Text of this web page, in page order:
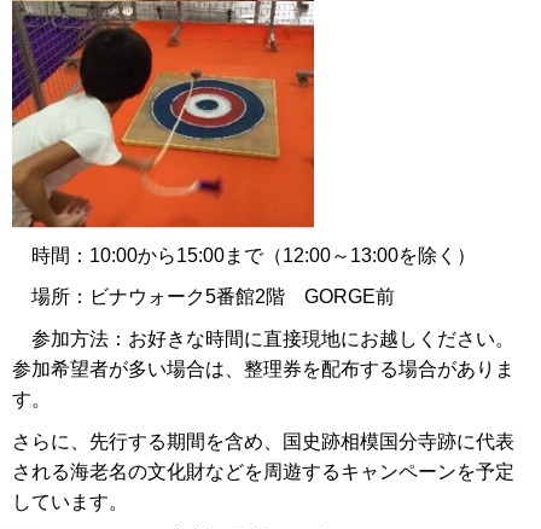
時間：10:00から15:00まで（12:00～13:00を除く）
場所：ビナウォーク5番館2階 GORGE前
参加方法：お好きな時間に直接現地にお越しください。
参加希望者が多い場合は、整理券を配布する場合がありま
す。
さらに、先行する期間を含め、国史跡相模国分寺跡に代表
される海老名の文化財などを周遊するキャンペーンを予定
しています。